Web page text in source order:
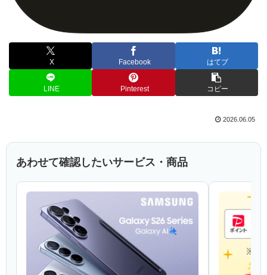
X Facebook はてブ
LINE Pinterest コピー
2026.06.05
あわせて確認したいサービス・商品